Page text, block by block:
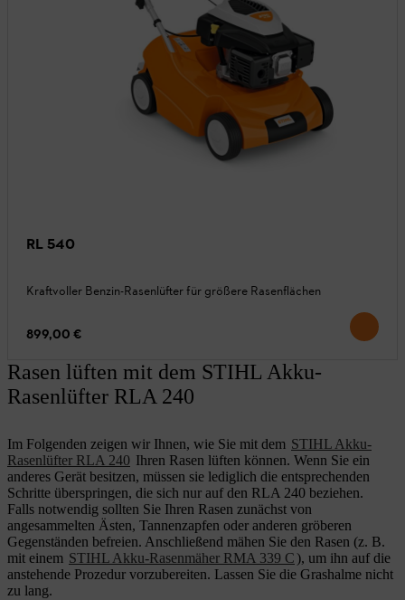
RL 540
Kraftvoller Benzin-Rasenlüfter für größere Rasenflächen
899,00 €
Rasen lüften mit dem STIHL Akku-
Rasenlüfter RLA 240
Im Folgenden zeigen wir Ihnen, wie Sie mit dem STIHL Akku-
Rasenlüfter RLA 240 Ihren Rasen lüften können. Wenn Sie ein
anderes Gerät besitzen, müssen sie lediglich die entsprechenden
Schritte überspringen, die sich nur auf den RLA 240 beziehen.
Falls notwendig sollten Sie Ihren Rasen zunächst von
angesammelten Ästen, Tannenzapfen oder anderen gröberen
Gegenständen befreien. Anschließend mähen Sie den Rasen (z. B.
mit einem STIHL Akku-Rasenmäher RMA 339 C), um ihn auf die
anstehende Prozedur vorzubereiten. Lassen Sie die Grashalme nicht
zu lang.